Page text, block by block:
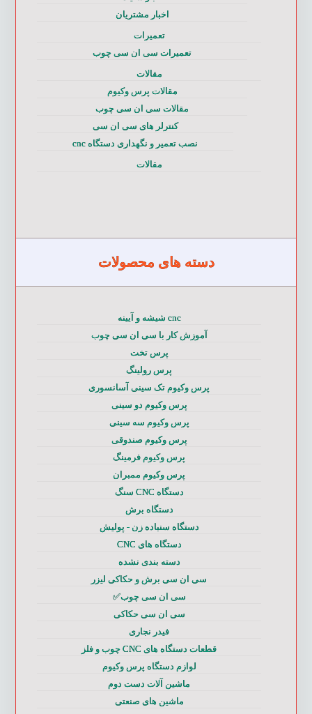
اخبار مشتریان
تعمیرات
تعمیرات سی ان سی چوب
مقالات
مقالات پرس وکیوم
مقالات سی ان سی چوب
کنترلر های سی ان سی
نصب تعمیر و نگهداری دستگاه cnc
مقالات
دسته های محصولات
cnc شیشه و آیینه
آموزش کار با سی ان سی چوب
پرس تخت
پرس رولینگ
پرس وکیوم تک سینی آسانسوری
پرس وکیوم دو سینی
پرس وکیوم سه سینی
پرس وکیوم صندوقی
پرس وکیوم فرمینگ
پرس وکیوم ممبران
دستگاه CNC سنگ
دستگاه برش
دستگاه سنباده زن - پولیش
دستگاه های CNC
دسته بندی نشده
سی ان سی برش و حکاکی لیزر
سی ان سی چوب✅
سی ان سی حکاکی
فیدر نجاری
قطعات دستگاه های CNC چوب و فلز
لوازم دستگاه پرس وکیوم
ماشین آلات دست دوم
ماشین های صنعتی